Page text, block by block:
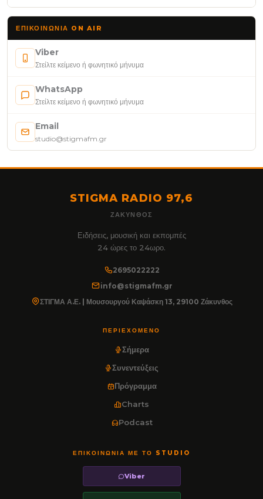
ΕΠΙΚΟΙΝΩΝΊΑ ON AIR
Viber
Στείλτε κείμενο ή φωνητικό μήνυμα
WhatsApp
Στείλτε κείμενο ή φωνητικό μήνυμα
Email
studio@stigmafm.gr
STIGMA RADIO 97,6
ΖΆΚΥΝΘΟΣ
Ειδήσεις, μουσική και εκπομπές
24 ώρες το 24ωρο.
2695022222
info@stigmafm.gr
ΣΤΙΓΜΑ Α.Ε. | Μουσουργού Καψάσκη 13, 29100 Ζάκυνθος
ΠΕΡΙΕΧΌΜΕΝΟ
Σήμερα
Συνεντεύξεις
Πρόγραμμα
Charts
Podcast
ΕΠΙΚΟΙΝΩΝΊΑ ΜΕ ΤΟ STUDIO
Viber